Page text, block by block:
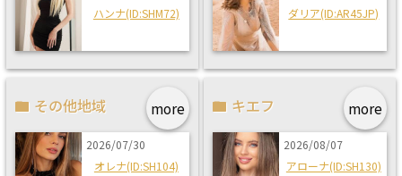
ハンナ(ID:SHM72)
ダリア(ID:AR45JP)
more
その他地域
2026/07/30
オレナ(ID:SH104)
more
キエフ
2026/08/07
アローナ(ID:SH130)